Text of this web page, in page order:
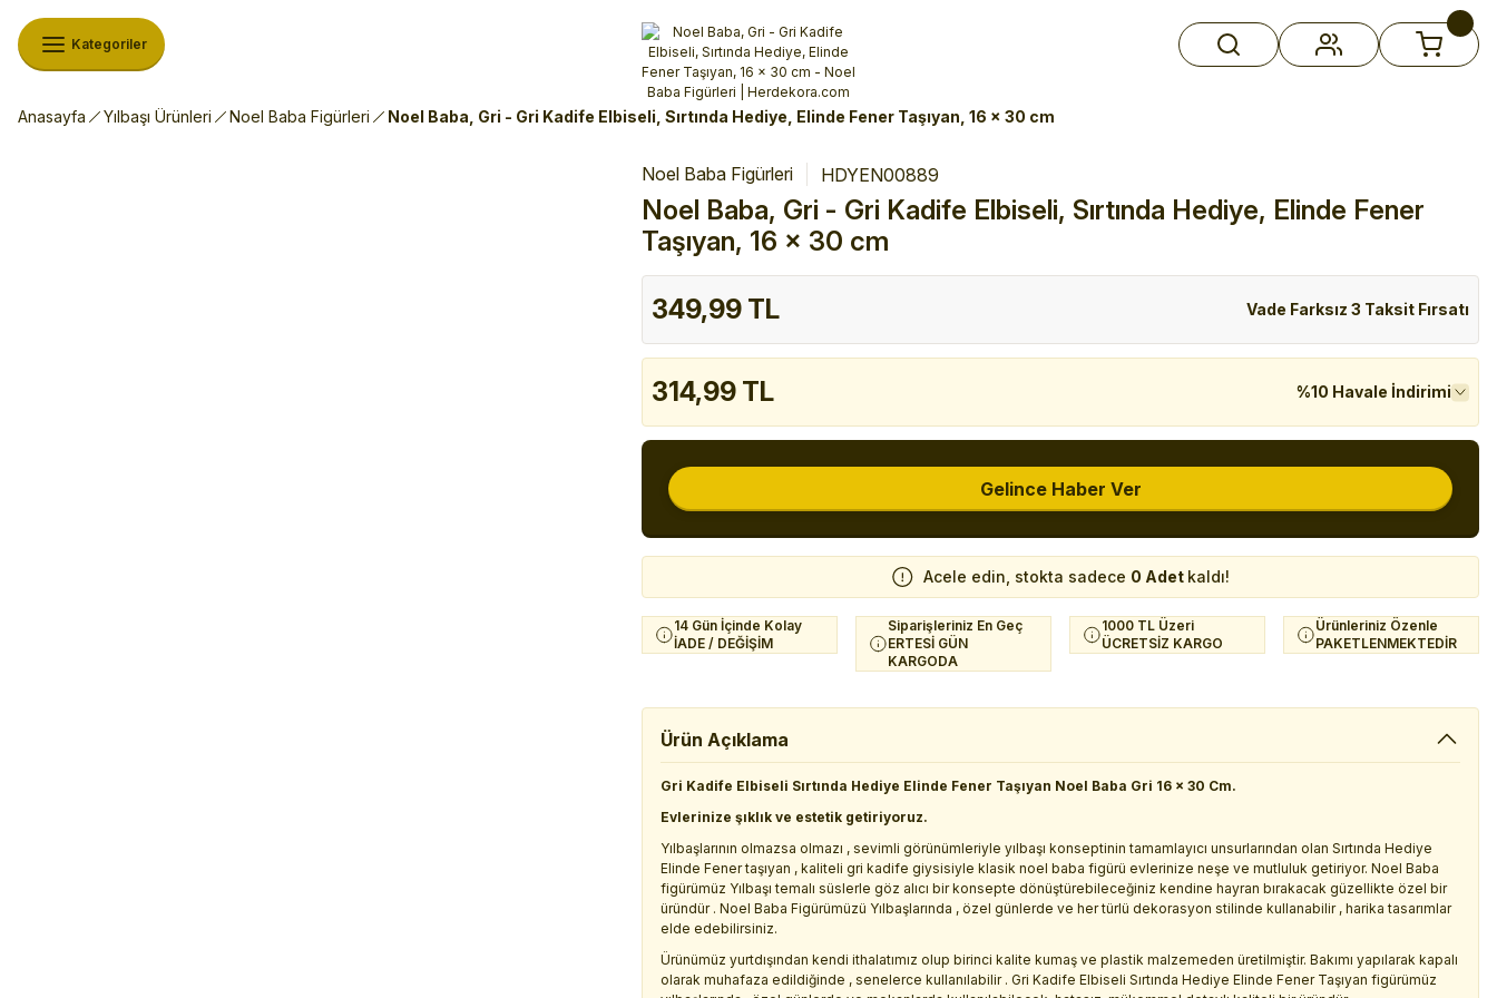
Alışverişlerinizde 3 Taksit Fırsatı!İlk siparişinizi verin!
%10 Havale İndirimi
Şimdi Alışveriş yap!
Kategoriler
Anasayfa Yılbaşı Ürünleri Noel Baba Figürleri Noel Baba, Gri - Gri Kadife Elbiseli, Sırtında Hediye, Elinde Fener Taşıyan, 16 x 30 cm
Noel Baba Figürleri HDYEN00889
Noel Baba, Gri - Gri Kadife Elbiseli, Sırtında Hediye, Elinde Fener
Taşıyan, 16 x 30 cm
349,99 TL Vade Farksız 3 Taksit Fırsatı
314,99 TL %10 Havale İndirimi
Gelince Haber Ver
Acele edin, stokta sadece 0 Adet kaldı!
14 Gün İçinde Kolay
İADE / DEĞİŞİM
Siparişleriniz En Geç
ERTESİ GÜN
KARGODA
1000 TL Üzeri
ÜCRETSİZ KARGO
Ürünleriniz Özenle
PAKETLENMEKTEDİR
Ürün Açıklama
Gri Kadife Elbiseli Sırtında Hediye Elinde Fener Taşıyan Noel Baba Gri 16 x 30 Cm.
Evlerinize şıklık ve estetik getiriyoruz.
Yılbaşlarının olmazsa olmazı , sevimli görünümleriyle yılbaşı konseptinin tamamlayıcı unsurlarından olan Sırtında Hediye
Elinde Fener taşıyan , kaliteli gri kadife giysisiyle klasik noel baba figürü evlerinize neşe ve mutluluk getiriyor. Noel Baba
figürümüz Yılbaşı temalı süslerle göz alıcı bir konsepte dönüştürebileceğiniz kendine hayran bırakacak güzellikte özel bir
üründür . Noel Baba Figürümüzü Yılbaşlarında , özel günlerde ve her türlü dekorasyon stilinde kullanabilir , harika tasarımlar
elde edebilirsiniz.
Ürünümüz yurtdışından kendi ithalatımız olup birinci kalite kumaş ve plastik malzemeden üretilmiştir. Bakımı yapılarak kapalı
olarak muhafaza edildiğinde , senelerce kullanılabilir . Gri Kadife Elbiseli Sırtında Hediye Elinde Fener Taşıyan figürümüz